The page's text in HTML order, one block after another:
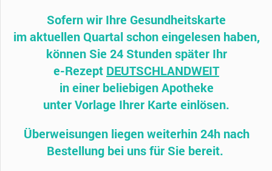
Sofern wir Ihre Gesundheitskarte
im aktuellen Quartal schon eingelesen haben,
können Sie 24 Stunden später Ihr
e-Rezept DEUTSCHLANDWEIT
in einer beliebigen Apotheke
unter Vorlage Ihrer Karte einlösen.
Überweisungen liegen weiterhin 24h nach
Bestellung bei uns für Sie bereit.